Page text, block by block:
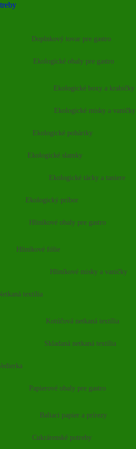
Doplnkový tovar pre gastro
Ekologické obaly pre gastro
Ekologické boxy a krabičky
Ekologické misky a vaničky
Ekologické poháriky
Ekologické slamky
Ekologické tácky a taniere
Ekologický príbor
Hliníkové obaly pre gastro
Hliníkové fólie
Hliníkové misky a vaničky
textília
Kotúčová netkaná textília
Skladaná netkaná textília
Papierové obaly pre gastro
Baliaci papier a prírezy
Cukrárenské potreby